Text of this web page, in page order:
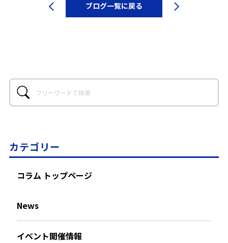
ブログ一覧に戻る
カテゴリー
コラム トップページ
News
イベント開催情報